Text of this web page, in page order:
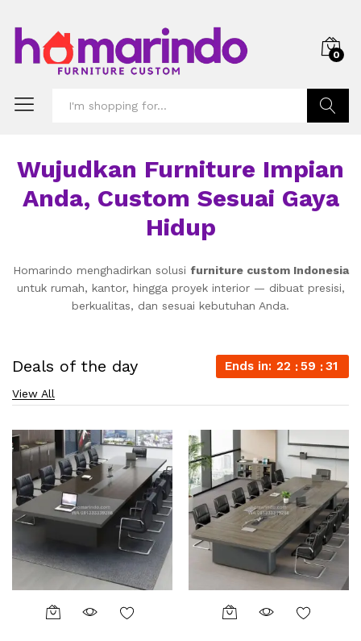
0
Wujudkan Furniture Impian
Anda, Custom Sesuai Gaya
Hidup
Homarindo menghadirkan solusi furniture custom Indonesia
untuk rumah, kantor, hingga proyek interior — dibuat presisi,
berkualitas, dan sesuai kebutuhan Anda.
Deals of the day Ends in: 22 59 29
View All